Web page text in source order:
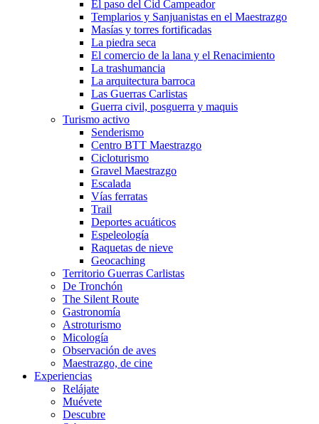
El paso del Cid Campeador
Templarios y Sanjuanistas en el Maestrazgo
Masías y torres fortificadas
La piedra seca
El comercio de la lana y el Renacimiento
La trashumancia
La arquitectura barroca
Las Guerras Carlistas
Guerra civil, posguerra y maquis
Turismo activo
Senderismo
Centro BTT Maestrazgo
Cicloturismo
Gravel Maestrazgo
Escalada
Vías ferratas
Trail
Deportes acuáticos
Espeleología
Raquetas de nieve
Geocaching
Territorio Guerras Carlistas
De Tronchón
The Silent Route
Gastronomía
Astroturismo
Micología
Observación de aves
Maestrazgo, de cine
Experiencias
Relájate
Muévete
Descubre